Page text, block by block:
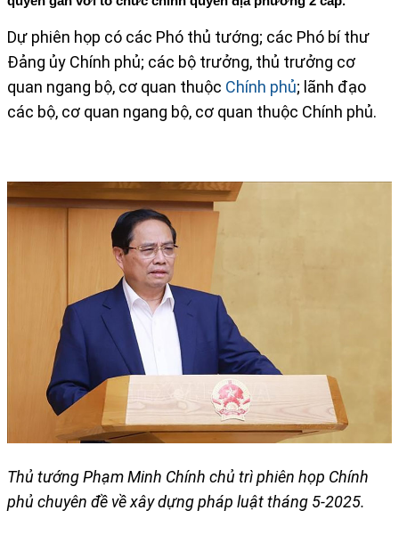
​Dự phiên họp có các Phó thủ tướng; các Phó bí thư
Đảng ủy Chính phủ; các bộ trưởng, thủ trưởng cơ
quan ngang bộ, cơ quan thuộc Chính phủ; lãnh đạo
các bộ, cơ quan ngang bộ, cơ quan thuộc Chính phủ.
Thủ tướng Phạm Minh Chính chủ trì phiên họp Chính
phủ chuyên đề về xây dựng pháp luật tháng 5-2025.